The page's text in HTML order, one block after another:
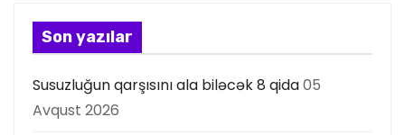
sSon yazılar
Susuzluğun qarşısını ala biləcək 8 qida05
Avqust 2026